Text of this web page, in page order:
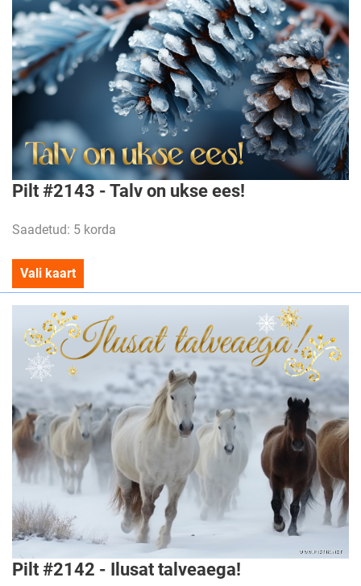
Pilt #2143 - Talv on ukse ees!
Saadetud: 5 korda
Vali kaart
Pilt #2142 - Ilusat talveaega!